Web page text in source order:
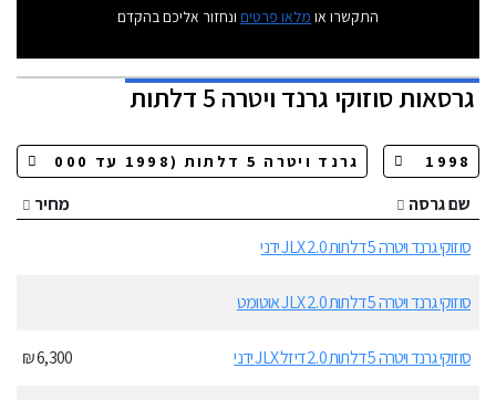
התקשרו או מלאו פרטים ונחזור אליכם בהקדם
גרסאותסוזוקי גרנד ויטרה 5 דלתות
שם גרסה
מחיר
סוזוקי גרנד ויטרה 5 דלתות 2.0 JLX ידני
סוזוקי גרנד ויטרה 5 דלתות 2.0 JLX אוטומט
סוזוקי גרנד ויטרה 5 דלתות 2.0 דיזל JLX ידני 6,300 ₪